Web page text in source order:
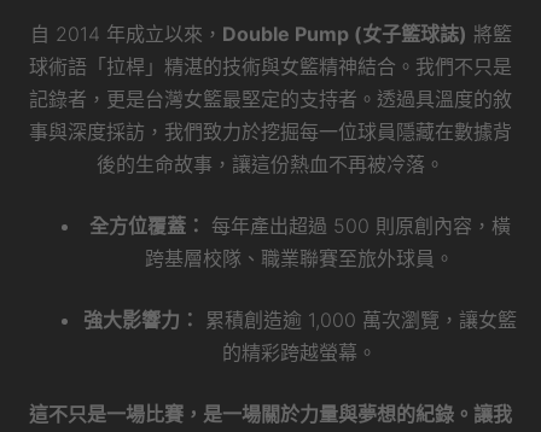
自 2014 年成立以來， Double Pump (女子籃球誌) 將籃
球術語「拉桿」精湛的技術與女籃精神結合。我們不只是
記錄者，更是台灣女籃最堅定的支持者。透過具溫度的敘
事與深度採訪，我們致力於挖掘每一位球員隱藏在數據背
後的生命故事，讓這份熱血不再被冷落。
全方位覆蓋： 每年產出超過 500 則原創內容，橫
跨基層校隊、職業聯賽至旅外球員。
強大影響力：
累積創造逾 1,000 萬次瀏覽，讓女籃
的精彩跨越螢幕。
這不只是一場比賽，是一場關於力量與夢想的紀錄。讓我